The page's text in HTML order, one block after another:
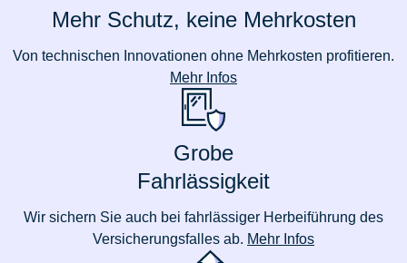
Mehr Schutz, keine Mehrkosten
Von technischen Innovationen ohne Mehrkosten profitieren.
Mehr Infos
Grobe
Fahrlässigkeit
Wir sichern Sie auch bei fahrlässiger Herbeiführung des
Versicherungsfalles ab. Mehr Infos